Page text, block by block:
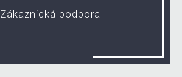
Zákaznická podpora